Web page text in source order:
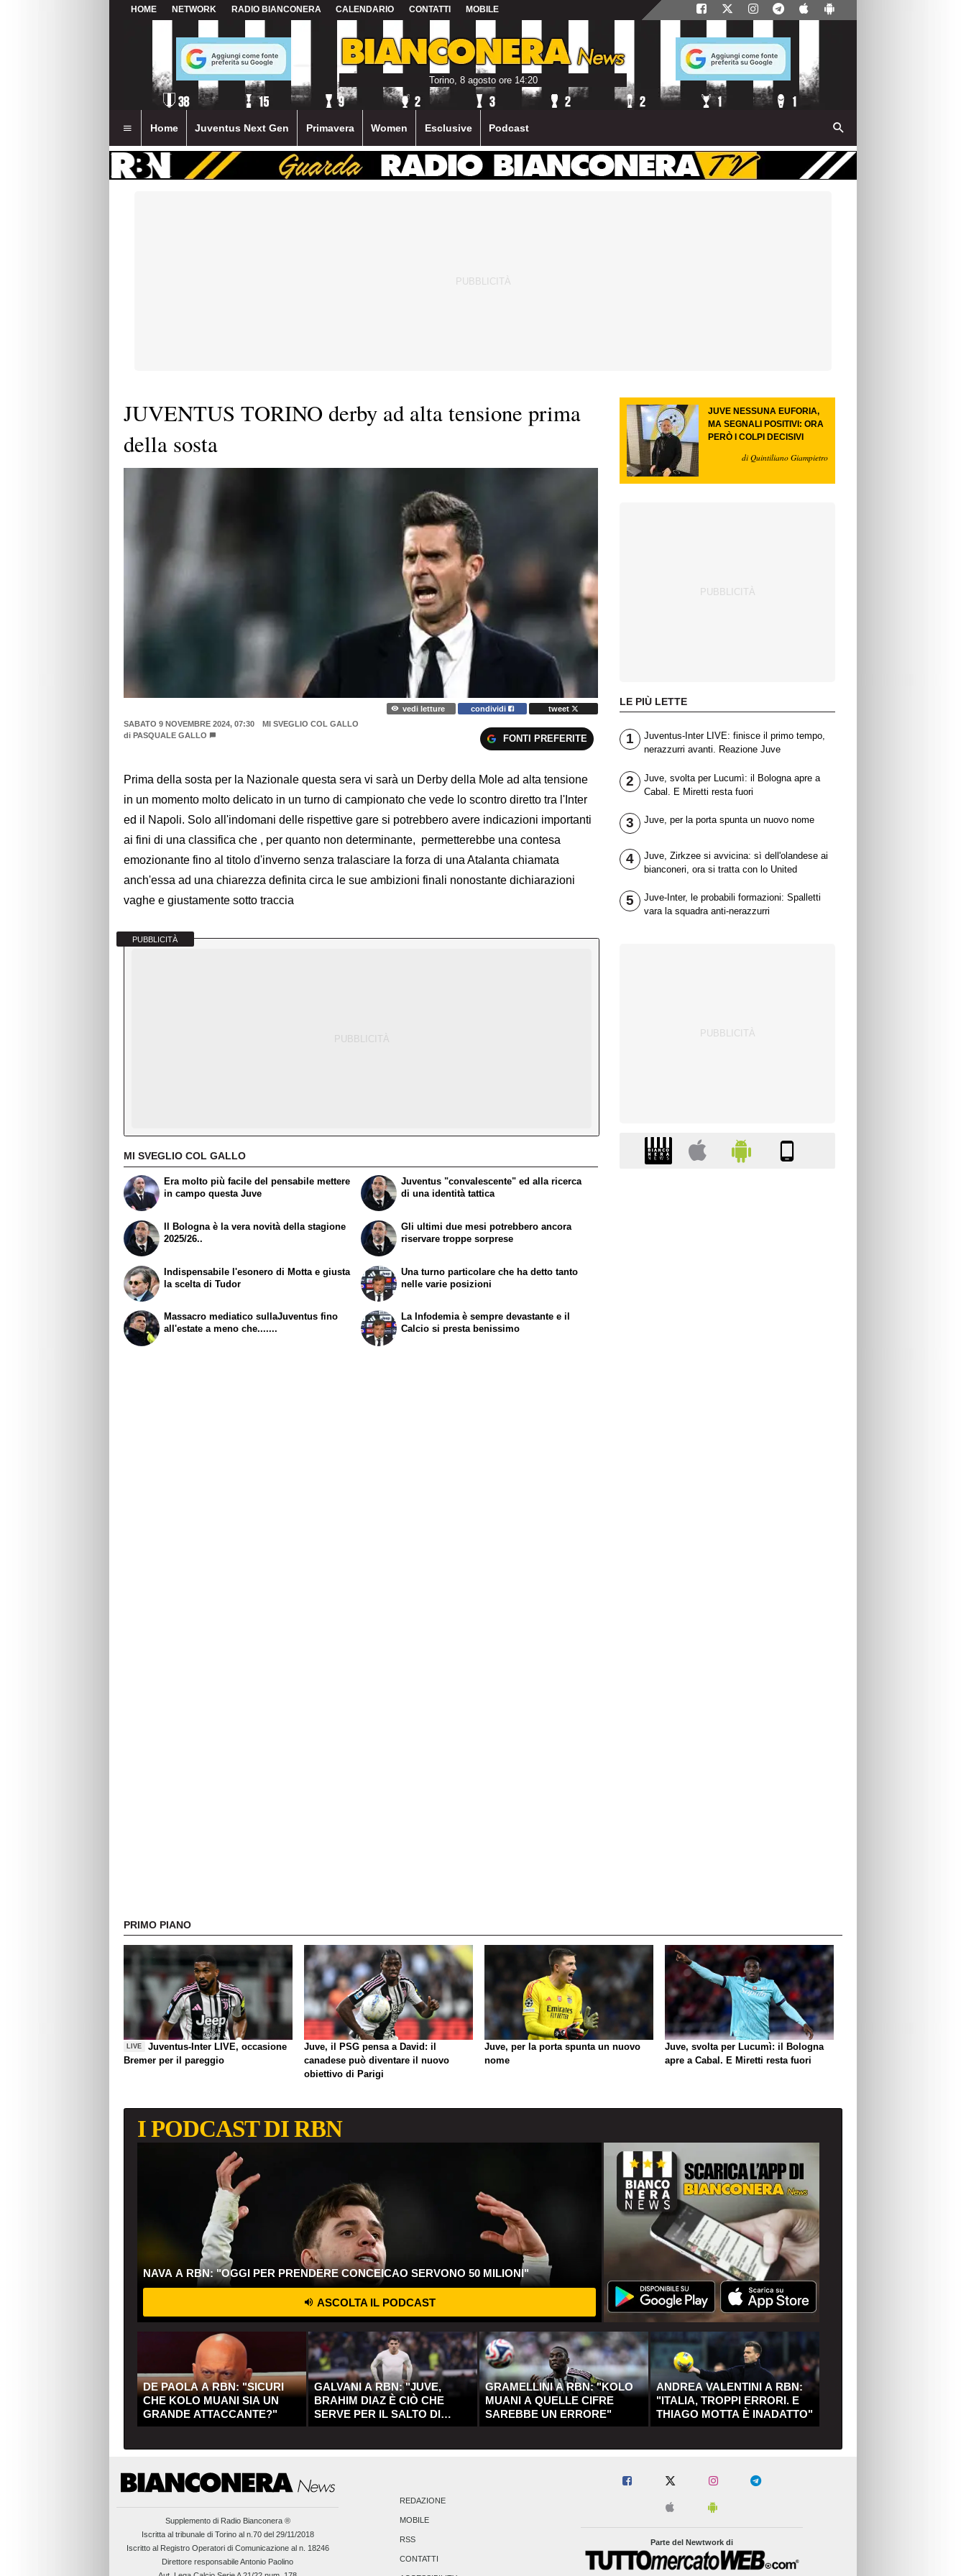
HOME NETWORK RADIO BIANCONERA CALENDARIO CONTATTI MOBILE
Torino, 8 agosto ore 14:20
Home Juventus Next Gen Primavera Women Esclusive Podcast
JUVENTUS TORINO derby ad alta tensione prima
della sosta
vedi letture condividi
tweet
SABATO 9 NOVEMBRE 2024, 07:30
MI SVEGLIO COL GALLO
di PASQUALE GALLO FONTI PREFERITE
Prima della sosta per la Nazionale questa sera vi sarà un Derby della Mole ad alta tensione
in un momento molto delicato in un turno di campionato che vede lo scontro diretto tra l'Inter
ed il Napoli. Solo all'indomani delle rispettive gare si potrebbero avere indicazioni importanti
ai fini di una classifica che , per quanto non determinante, permetterebbe una contesa
emozionante fino al titolo d'inverno senza tralasciare la forza di una Atalanta chiamata
anch'essa ad una chiarezza definita circa le sue ambizioni finali nonostante dichiarazioni
vaghe e giustamente sotto traccia
PUBBLICITÀ
MI SVEGLIO COL GALLO
Era molto più facile del pensabile mettere
in campo questa Juve
Il Bologna è la vera novità della stagione
2025/26..
Juventus "convalescente" ed alla ricerca
di una identità tattica
Gli ultimi due mesi potrebbero ancora
riservare troppe sorprese
Indispensabile l'esonero di Motta e giusta
la scelta di Tudor
Massacro mediatico sullaJuventus fino
all'estate a meno che.......
Una turno particolare che ha detto tanto
nelle varie posizioni
La Infodemia è sempre devastante e il
Calcio si presta benissimo
JUVE NESSUNA EUFORIA,
MA SEGNALI POSITIVI: ORA
PERÒ I COLPI DECISIVI
di Quintiliano Giampietro
LE PIÙ LETTE
1
Juventus-Inter LIVE: finisce il primo tempo,
nerazzurri avanti. Reazione Juve
2
Juve, svolta per Lucumì: il Bologna apre a
Cabal. E Miretti resta fuori
3 Juve, per la porta spunta un nuovo nome
4
Juve, Zirkzee si avvicina: sì dell'olandese ai
bianconeri, ora si tratta con lo United
5
Juve-Inter, le probabili formazioni: Spalletti
vara la squadra anti-nerazzurri
PRIMO PIANO
LIVE
Juventus-Inter LIVE, occasione
Bremer per il pareggio
Juve, il PSG pensa a David: il
canadese può diventare il nuovo
obiettivo di Parigi
Juve, per la porta spunta un nuovo
nome
Juve, svolta per Lucumì: il Bologna
apre a Cabal. E Miretti resta fuori
I PODCAST DI RBN
NAVA A RBN: "OGGI PER PRENDERE CONCEICAO SERVONO 50 MILIONI"
ASCOLTA IL PODCAST
DE PAOLA A RBN: "SICURI
CHE KOLO MUANI SIA UN
GRANDE ATTACCANTE?"
GALVANI A RBN: "JUVE,
BRAHIM DIAZ È CIÒ CHE
SERVE PER IL SALTO DI
QUALITÀ"
GRAMELLINI A RBN: "KOLO
MUANI A QUELLE CIFRE
SAREBBE UN ERRORE"
ANDREA VALENTINI A RBN:
"ITALIA, TROPPI ERRORI. E
THIAGO MOTTA È INADATTO"
Supplemento di Radio Bianconera ®
Iscritta al tribunale di Torino al n.70 del 29/11/2018
Iscritto al Registro Operatori di Comunicazione al n. 18246
Direttore responsabile Antonio Paolino
REDAZIONE
MOBILE
RSS
CONTATTI
Parte del Newtwork di